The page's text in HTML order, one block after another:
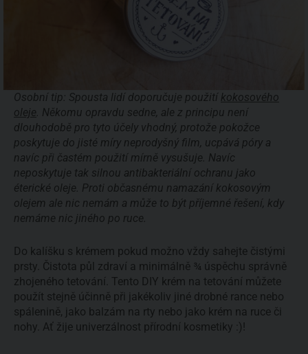
Osobní tip: Spousta lidí doporučuje použití kokosového
oleje. Někomu opravdu sedne, ale z principu není
dlouhodobě pro tyto účely vhodný, protože pokožce
poskytuje do jisté míry neprodyšný film, ucpává póry a
navíc při častém použití mírně vysušuje. Navíc
neposkytuje tak silnou antibakteriální ochranu jako
éterické oleje. Proti občasnému namazání kokosovým
olejem ale nic nemám a může to být příjemné řešení, kdy
nemáme nic jiného po ruce.
Do kalíšku s krémem pokud možno vždy sahejte čistými
prsty. Čistota půl zdraví a minimálně ¾ úspěchu správně
zhojeného tetování. Tento DIY krém na tetování můžete
použít stejně účinně při jakékoliv jiné drobné rance nebo
spálenině, jako balzám na rty nebo jako krém na ruce či
nohy. Ať žije univerzálnost přírodní kosmetiky :)!